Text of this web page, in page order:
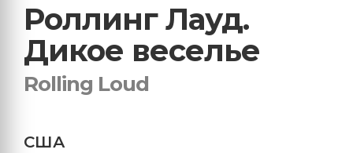
Роллинг Лауд.
Дикое веселье
Rolling Loud
США